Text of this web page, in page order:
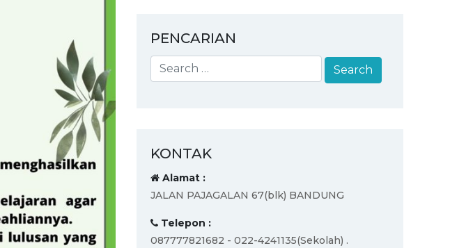
PENCARIAN
KONTAK
Alamat :
JALAN PAJAGALAN 67(blk) BANDUNG
Telepon :
087777821682 - 022-4241135(Sekolah) .